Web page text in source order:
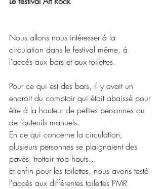
Nous allons nous intéresser à la
circulation dans le festival même, à
l'accès aux bars et aux toilettes.
Pour ce qui est des bars, il y avait un
endroit du comptoir qui était abaissé pour
être à la hauteur de petites personnes ou
de fauteuils manuels.
En ce qui concerne la circulation,
plusieurs personnes se plaignaient des
pavés, trottoir trop hauts...
Et enfin pour les toilettes, nous avons testé
l'accès aux différentes toilettes PMR